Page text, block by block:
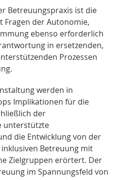
Betreuungspraxis ist die
Fragen der Autonomie,
ebenso erforderlich
in ersetzenden,
Prozessen
werden in
Implikationen für die
der
unterstützte
die Entwicklung von der
Betreuung mit
Zielgruppen erörtert. Der
im Spannungsfeld von